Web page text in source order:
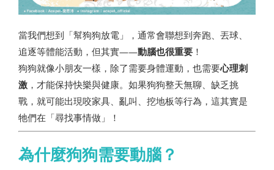
當我們想到「幫狗狗放電」，通常會聯想到奔跑、丟球、
追逐等體能活動，但其實——動腦也很重要 ！
狗狗就像小朋友一樣，除了需要身體運動，也需要心理刺
激 ，才能保持快樂與健康。如果狗狗整天無聊、缺乏挑
戰，就可能出現咬家具、亂叫、挖地板等行為，這其實是
牠們在「尋找事情做」！
為什麼狗狗需要動腦？